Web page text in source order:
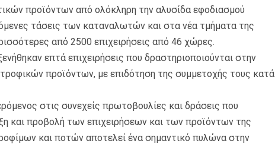
προϊόντων από ολόκληρη την αλυσίδα εφοδιασμού
τάσεις των καταναλωτών και στα νέα τμήματα της
από 2500 επιχειρήσεις από 46 χώρες.
επτά επιχειρήσεις που δραστηριοποιούνται στην
προϊόντων, με επιδότηση της συμμετοχής τους κατά
στις συνεχείς πρωτοβουλίες και δράσεις που
και προβολή των επιχειρήσεων και των προϊόντων της
και ποτών αποτελεί ένα σημαντικό πυλώνα στην